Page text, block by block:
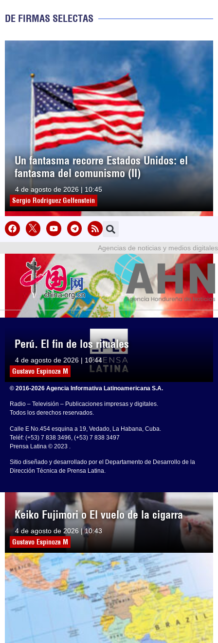
DE FIRMAS SELECTAS
Un fantasma recorre Estados Unidos: el
fantasma del comunismo (II)
4 de agosto de 2026 | 10:45
Sergio Rodríguez Gelfenstein
Perú. El fin de los rituales
4 de agosto de 2026 | 10:44
Gustavo Espinoza M
Keiko Fujimori o El vuelo de la cigarra
4 de agosto de 2026 | 10:43
Gustavo Espinoza M
Agencias de noticias y medios digitales
© 2016-2026 Agencia Informativa Latinoamericana S.A.
Radio – Televisión – Publicaciones impresas y digitales.
Todos los derechos reservados.
Calle E No.454 esquina a 19, Vedado, La Habana, Cuba.
Teléf: (+53) 7 838 3496, (+53) 7 838 3497
Prensa Latina © 2023 .
Sitio diseñado y desarrollado por el Departamento de Desarrollo de la
Dirección Técnica de Prensa Latina.